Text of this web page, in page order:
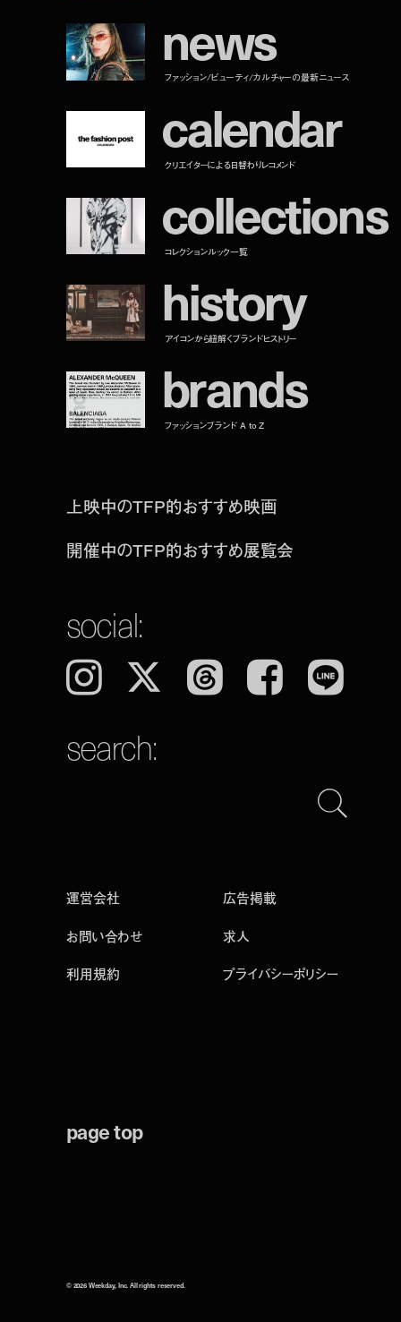
news
ファッション/ビューティ/カルチャーの最新ニュース
calendar
クリエイターによる日替わりレコメンド
collections
コレクションルック一覧
history
アイコンから紐解くブランドヒストリー
brands
ファッションブランド A to Z
上映中のTFP的おすすめ映画
開催中のTFP的おすすめ展覧会
social:
Instagram 𝕏 Threads Facebook LINE
search:
運営会社
広告掲載
お問い合わせ
求人
利用規約
プライバシーポリシー
page top
© 2026 Weekday, Inc. All rights reserved.